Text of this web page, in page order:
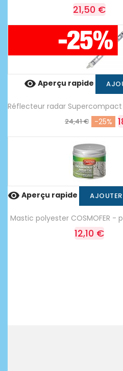
21,50 €
 Aperçu rapide
Réflecteur radar
24,41 € -25%
 Aperçu rapide
Mastic polyester COSMOFER -
12,10 €